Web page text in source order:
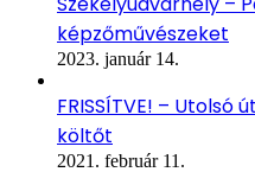
képzőművészeket
2023. január 14.
FRISSÍTVE! –
költőt
2021. február 11.